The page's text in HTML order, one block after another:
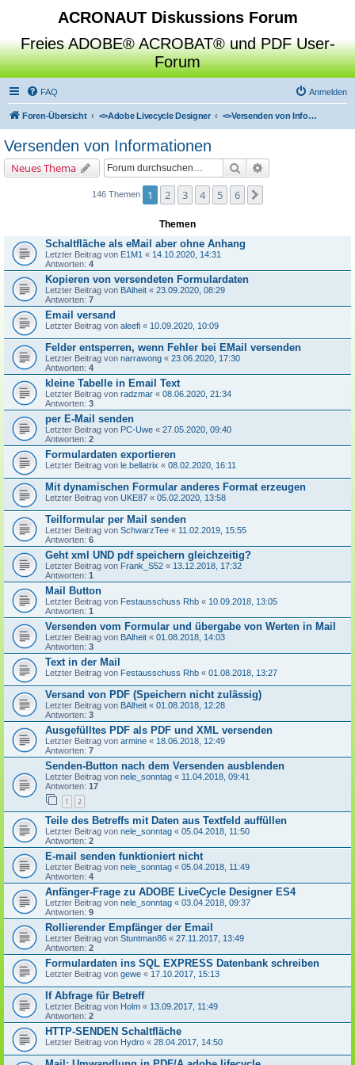
ACRONAUT Diskussions Forum
Freies ADOBE® ACROBAT® und PDF User-
Forum
FAQ Anmelden
Foren-Übersicht <>Adobe Livecycle Designer <>Versenden von Informationen
Versenden von Informationen
Neues Thema Suche
146 Themen 1 2 3 4 5 6
Themen
Schaltfläche als eMail aber ohne Anhang
Letzter Beitrag von E1M1 « 14.10.2020, 14:31
Antworten: 4
Kopieren von versendeten Formulardaten
Letzter Beitrag von BAlheit « 23.09.2020, 08:29
Antworten: 7
Email versand
Letzter Beitrag von aleefi « 10.09.2020, 10:09
Felder entsperren, wenn Fehler bei EMail versenden
Letzter Beitrag von narrawong « 23.06.2020, 17:30
Antworten: 4
kleine Tabelle in Email Text
Letzter Beitrag von radzmar « 08.06.2020, 21:34
Antworten: 3
per E-Mail senden
Letzter Beitrag von PC-Uwe « 27.05.2020, 09:40
Antworten: 2
Formulardaten exportieren
Letzter Beitrag von le.bellatrix « 08.02.2020, 16:11
Mit dynamischen Formular anderes Format erzeugen
Letzter Beitrag von UKE87 « 05.02.2020, 13:58
Teilformular per Mail senden
Letzter Beitrag von SchwarzTee « 11.02.2019, 15:55
Antworten: 6
Geht xml UND pdf speichern gleichzeitig?
Letzter Beitrag von Frank_S52 « 13.12.2018, 17:32
Antworten: 1
Mail Button
Letzter Beitrag von Festausschuss Rhb « 10.09.2018, 13:05
Antworten: 1
Versenden vom Formular und übergabe von Werten in Mail
Letzter Beitrag von BAlheit « 01.08.2018, 14:03
Antworten: 3
Text in der Mail
Letzter Beitrag von Festausschuss Rhb « 01.08.2018, 13:27
Versand von PDF (Speichern nicht zulässig)
Letzter Beitrag von BAlheit « 01.08.2018, 12:28
Antworten: 3
Ausgefülltes PDF als PDF und XML versenden
Letzter Beitrag von armine « 18.06.2018, 12:49
Antworten: 7
Senden-Button nach dem Versenden ausblenden
Letzter Beitrag von nele_sonntag « 11.04.2018, 09:41
Antworten: 17
1 2
Teile des Betreffs mit Daten aus Textfeld auffüllen
Letzter Beitrag von nele_sonntag « 05.04.2018, 11:50
Antworten: 2
E-mail senden funktioniert nicht
Letzter Beitrag von nele_sonntag « 05.04.2018, 11:49
Antworten: 4
Anfänger-Frage zu ADOBE LiveCycle Designer ES4
Letzter Beitrag von nele_sonntag « 03.04.2018, 09:37
Antworten: 9
Rollierender Empfänger der Email
Letzter Beitrag von Stuntman86 « 27.11.2017, 13:49
Antworten: 2
Formulardaten ins SQL EXPRESS Datenbank schreiben
Letzter Beitrag von gewe « 17.10.2017, 15:13
If Abfrage für Betreff
Letzter Beitrag von Holm « 13.09.2017, 11:49
Antworten: 2
HTTP-SENDEN Schaltfläche
Letzter Beitrag von Hydro « 28.04.2017, 14:50